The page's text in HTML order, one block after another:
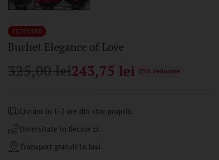
REDUCERE
Buchet Elegance of Love
325,00 lei243,75 lei 25% reducere
Livram in 1-2 ore din stoc propriu.
Diversitate in fiecare zi.
Transport gratuit in Iasi.